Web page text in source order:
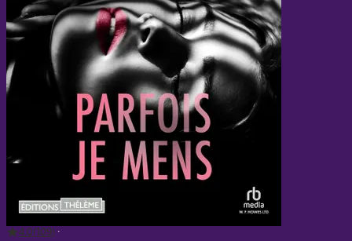
Lie Copyright © 2017 by Alice Feeney Traduit de
l’anglais par Françoise Smith © Bragelonne 2022
4.0 109